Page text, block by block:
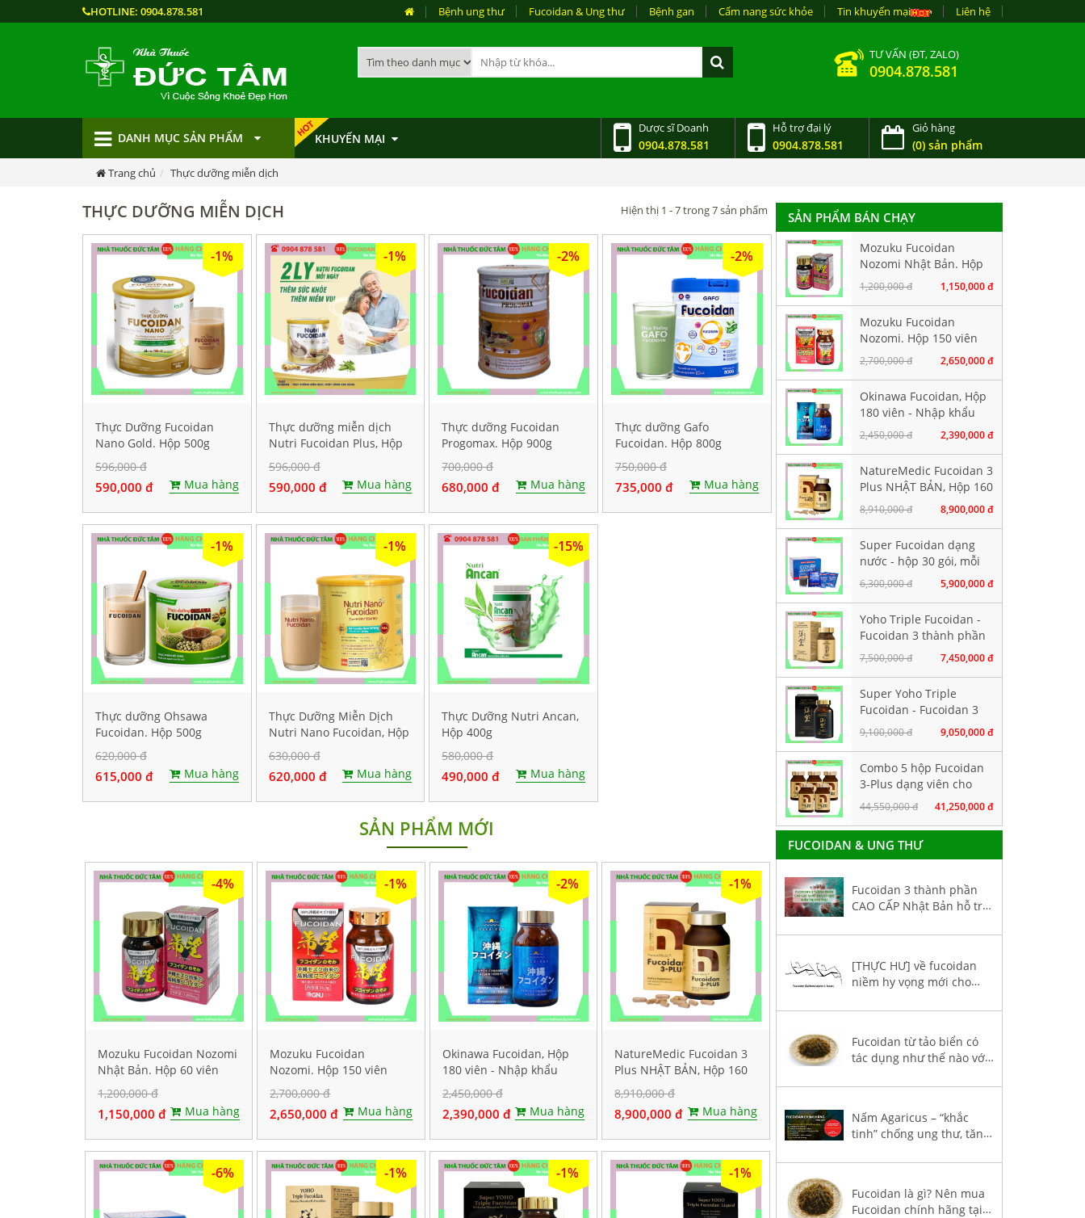
HOTLINE: 0904.878.581 Bệnh ung thư Fucoidan & Ung thư Bệnh gan Cẩm nang sức khỏe Tin khuyến mại Liên hệ
TƯ VẤN (ĐT, ZALO)
0904.878.581
DANH MỤC SẢN PHẨM KHUYẾN MẠI
Dược sĩ Doanh
0904.878.581
Hỗ trợ đại lý
0904.878.581
Giỏ hàng
(0) sản phẩm
Trang chủ Thực dưỡng miễn dịch
THỰC DƯỠNG MIỄN DỊCH Hiện thị 1 - 7 trong 7 sản phẩm
-1%
Thực Dưỡng Fucoidan
Nano Gold. Hộp 500g
596,000 đ
590,000 đ Mua hàng
-1%
Thực dưỡng miễn dịch
Nutri Fucoidan Plus, Hộp
596,000 đ
590,000 đ Mua hàng
-2%
Thực dưỡng Fucoidan
Progomax. Hộp 900g
700,000 đ
680,000 đ Mua hàng
-2%
Thực dưỡng Gafo
Fucoidan. Hộp 800g
750,000 đ
735,000 đ Mua hàng
-1%
Thực dưỡng Ohsawa
Fucoidan. Hộp 500g
620,000 đ
615,000 đ Mua hàng
-1%
Thực Dưỡng Miễn Dịch
Nutri Nano Fucoidan, Hộp
500g
630,000 đ
620,000 đ Mua hàng
-15%
Thực Dưỡng Nutri Ancan,
Hộp 400g
580,000 đ
490,000 đ Mua hàng
SẢN PHẨM MỚI
-4%
Mozuku Fucoidan Nozomi
Nhật Bản. Hộp 60 viên
1,200,000 đ
1,150,000 đ Mua hàng
-1%
Mozuku Fucoidan
Nozomi. Hộp 150 viên
2,700,000 đ
2,650,000 đ Mua hàng
-2%
Okinawa Fucoidan, Hộp
180 viên - Nhập khẩu
chính hãng
2,450,000 đ
2,390,000 đ Mua hàng
-1%
NatureMedic Fucoidan 3
Plus NHẬT BẢN, Hộp 160
viên
8,910,000 đ
8,900,000 đ Mua hàng
-6% -1% -1% -1%
SẢN PHẨM BÁN CHẠY
Mozuku Fucoidan
Nozomi Nhật Bản. Hộp
60 viên
1,200,000 đ 1,150,000 đ
Mozuku Fucoidan
Nozomi. Hộp 150 viên
2,700,000 đ 2,650,000 đ
Okinawa Fucoidan, Hộp
180 viên - Nhập khẩu
chính hãng
2,450,000 đ 2,390,000 đ
NatureMedic Fucoidan 3
Plus NHẬT BẢN, Hộp 160
viên
8,910,000 đ 8,900,000 đ
Super Fucoidan dạng
nước - hộp 30 gói, mỗi
gói chứa 100ml
6,300,000 đ 5,900,000 đ
Yoho Triple Fucoidan -
Fucoidan 3 thành phần
tảo nâu. Hộp 120 viên
7,500,000 đ 7,450,000 đ
Super Yoho Triple
Fucoidan - Fucoidan 3
thành phần tảo nâu
hàm lượng CAO. Hộp
9,100,000 đ 9,050,000 đ
Combo 5 hộp Fucoidan
3-Plus dạng viên cho
người bị ung thư giai
đoạn đầu
44,550,000 đ 41,250,000 đ
FUCOIDAN & UNG THƯ
Fucoidan 3 thành phần
CAO CẤP Nhật Bản hỗ trợ
[THỰC HƯ] về fucoidan
niềm hy vọng mới cho
Fucoidan từ tảo biển có
tác dụng như thế nào với
thư?
Nấm Agaricus – “khắc
tinh” chống ung thư, tăng
Fucoidan 3-Plus
Fucoidan là gì? Nên mua
Fucoidan chính hãng tại